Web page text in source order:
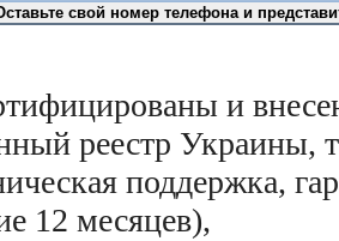
свой номер телефона и
и
реестр Украины,
поддержка,
12 месяцев),